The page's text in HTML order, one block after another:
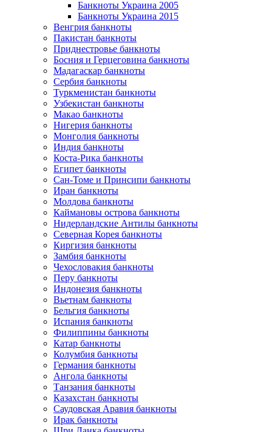
Банкноты Украина 2005
Банкноты Украина 2015
Венгрия банкноты
Пакистан банкноты
Приднестровье банкноты
Босния и Герцеговина банкноты
Мадагаскар банкноты
Сербия банкноты
Туркменистан банкноты
Узбекистан банкноты
Макао банкноты
Нигерия банкноты
Монголия банкноты
Индия банкноты
Коста-Рика банкноты
Египет банкноты
Сан-Томе и Принсипи банкноты
Иран банкноты
Молдова банкноты
Каймановы острова банкноты
Нидерландские Антилы банкноты
Северная Корея банкноты
Киргизия банкноты
Замбия банкноты
Чехословакия банкноты
Перу банкноты
Индонезия банкноты
Вьетнам банкноты
Бельгия банкноты
Испания банкноты
Филиппины банкноты
Катар банкноты
Колумбия банкноты
Германия банкноты
Ангола банкноты
Танзания банкноты
Казахстан банкноты
Саудовская Аравия банкноты
Ирак банкноты